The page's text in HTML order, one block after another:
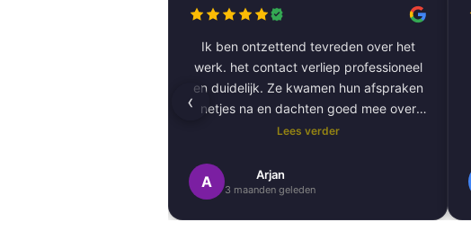
Ik ben ontzettend tevreden over het
werk. het contact verliep professioneel
en duidelijk. Ze kwamen hun afspraken
netjes na en dachten goed mee over
kleurkeuze en afwerking.
Het schilderwerk zelf is van hoge
kwaliteit uitgevoerd. Alles is strak
Lees verder
A Arjan
3 maanden geleden
‹